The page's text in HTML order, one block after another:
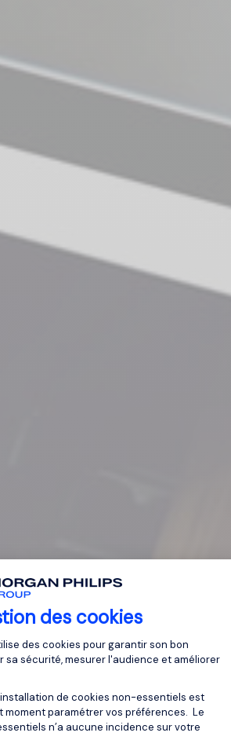
des cookies
du
des cookies pour garantir son bon
sa sécurité, mesurer l'audience et améliorer
de cookies non-essentiels est
moment paramétrer vos préférences. Le
n’a aucune incidence sur votre